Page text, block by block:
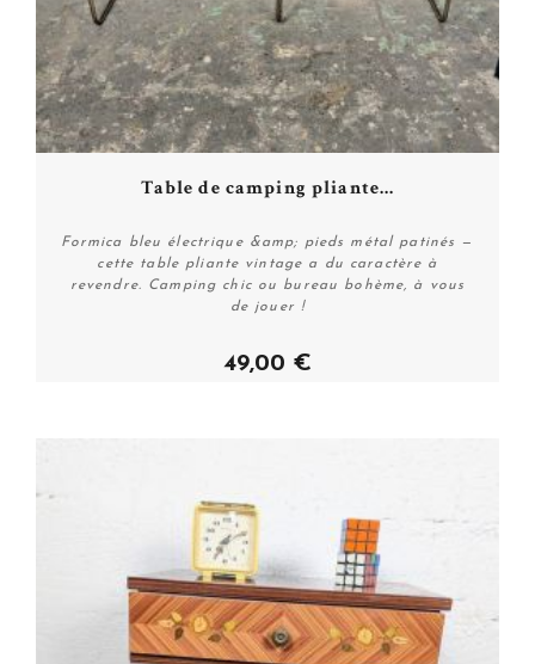
Acheter
Table de camping pliante...
Formica bleu électrique &amp; pieds métal patinés —
cette table pliante vintage a du caractère à
revendre. Camping chic ou bureau bohème, à vous
de jouer !
49,00 €